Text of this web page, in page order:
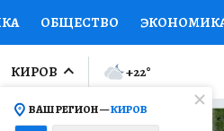
ОБЩЕСТВО
ПРОИСШЕСТВИЯ
ОТКРЫВАЕМ МИР Я ЗНАЮ
КИРОВ
ВАШ РЕГИОН —КИРОВ
+22°